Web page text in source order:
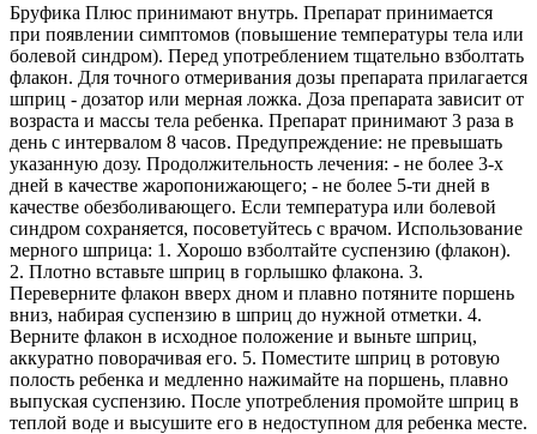
Бруфика Плюс принимают внутрь. Препарат принимается
при появлении симптомов (повышение температуры тела или
болевой синдром). Перед употреблением тщательно взболтать
флакон. Для точного отмеривания дозы препарата прилагается
шприц - дозатор или мерная ложка. Доза препарата зависит от
возраста и массы тела ребенка. Препарат принимают 3 раза в
день с интервалом 8 часов. Предупреждение: не превышать
указанную дозу. Продолжительность лечения: - не более 3-х
дней в качестве жаропонижающего; - не более 5-ти дней в
качестве обезболивающего. Если температура или болевой
синдром сохраняется, посоветуйтесь с врачом. Использование
мерного шприца: 1. Хорошо взболтайте суспензию (флакон).
2. Плотно вставьте шприц в горлышко флакона. 3.
Переверните флакон вверх дном и плавно потяните поршень
вниз, набирая суспензию в шприц до нужной отметки. 4.
Верните флакон в исходное положение и выньте шприц,
аккуратно поворачивая его. 5. Поместите шприц в ротовую
полость ребенка и медленно нажимайте на поршень, плавно
выпуская суспензию. После употребления промойте шприц в
теплой воде и высушите его в недоступном для ребенка месте.